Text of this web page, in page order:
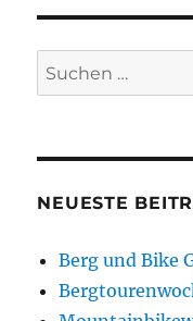
Suchen
nach:
NEUESTE
Berg und Bike